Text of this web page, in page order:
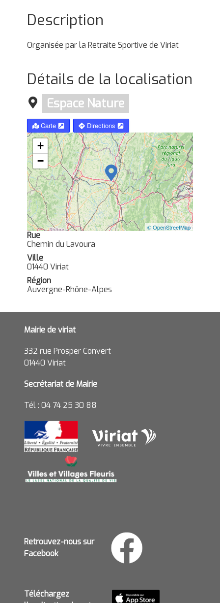
Description
Organisée par la Retraite Sportive de Viriat
Détails de la localisation
Espace Nature
Carte Directions
+
−
© OpenStreetMap
Rue
Chemin du Lavoura
Ville
01440 Viriat
Région
Auvergne-Rhône-Alpes
Mairie de viriat
332 rue Prosper Convert
01440 Viriat
Secrétariat de Mairie
Tél : 04 74 25 30 88
Retrouvez-nous sur
Facebook
Téléchargez